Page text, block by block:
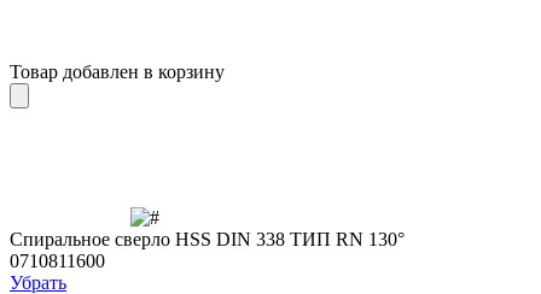
Товар добавлен в корзину
Cпиральное сверло HSS DIN 338 ТИП RN 130°
0710811600
Убрать